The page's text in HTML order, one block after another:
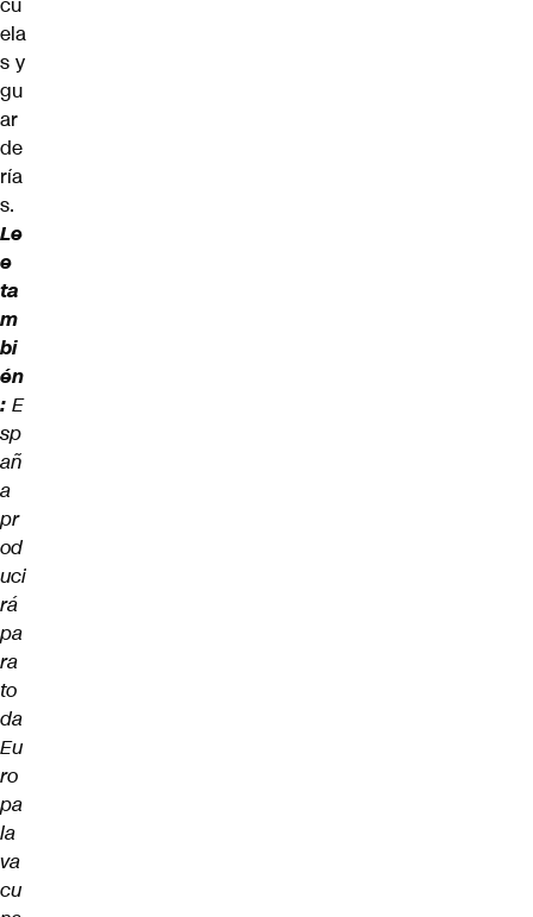
ela
s y
gu
ar
de
ría
s.
Le
e
ta
m
bi
én
: E
sp
añ
a
pr
od
uci
rá
pa
ra
to
da
Eu
ro
pa
la
va
cu